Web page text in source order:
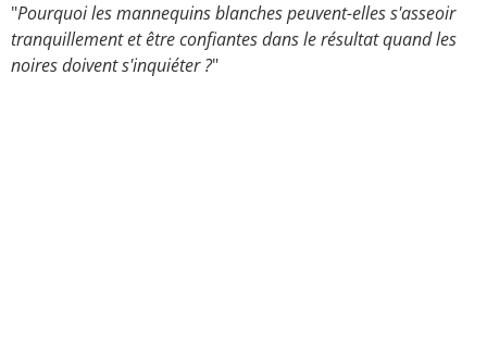
"Pourquoi les mannequins blanches peuvent-elles s'asseoir
tranquillement et être confiantes dans le résultat quand les
noires doivent s'inquiéter ?"